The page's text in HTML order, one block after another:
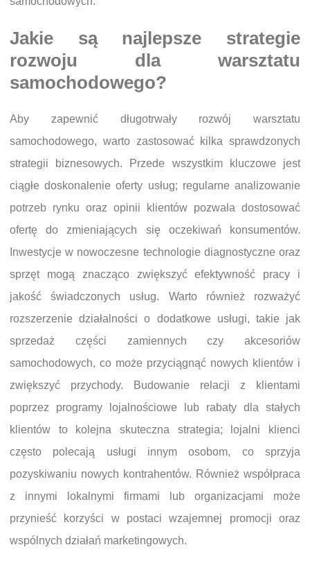
Jakie są najlepsze strategie
rozwoju dla warsztatu
samochodowego?
Aby zapewnić długotrwały rozwój warsztatu
samochodowego, warto zastosować kilka sprawdzonych
strategii biznesowych. Przede wszystkim kluczowe jest
ciągłe doskonalenie oferty usług; regularne analizowanie
potrzeb rynku oraz opinii klientów pozwala dostosować
ofertę do zmieniających się oczekiwań konsumentów.
Inwestycje w nowoczesne technologie diagnostyczne oraz
sprzęt mogą znacząco zwiększyć efektywność pracy i
jakość świadczonych usług. Warto również rozważyć
rozszerzenie działalności o dodatkowe usługi, takie jak
sprzedaż części zamiennych czy akcesoriów
samochodowych, co może przyciągnąć nowych klientów i
zwiększyć przychody. Budowanie relacji z klientami
poprzez programy lojalnościowe lub rabaty dla stałych
klientów to kolejna skuteczna strategia; lojalni klienci
często polecają usługi innym osobom, co sprzyja
pozyskiwaniu nowych kontrahentów. Również współpraca
z innymi lokalnymi firmami lub organizacjami może
przynieść korzyści w postaci wzajemnej promocji oraz
wspólnych działań marketingowych.